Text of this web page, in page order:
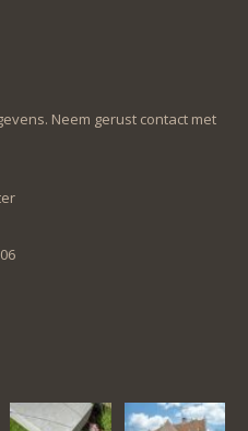
Neem gerust contact met